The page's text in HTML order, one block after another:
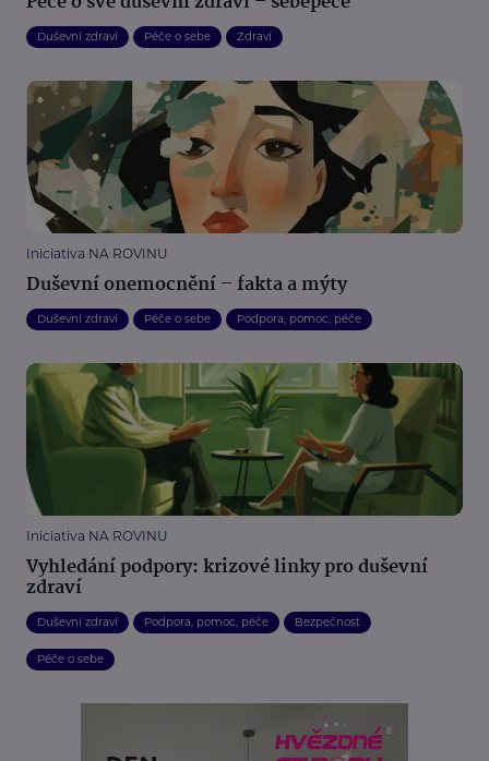
Duševní zdraví Péče o sebe Zdraví
Iniciativa NA ROVINU
Duševní onemocnění – fakta a mýty
Duševní zdraví Péče o sebe Podpora, pomoc, péče
Iniciativa NA ROVINU
Vyhledání podpory: krizové linky pro duševní
zdraví
Duševní zdraví Podpora, pomoc, péče Bezpečnost
Péče o sebe